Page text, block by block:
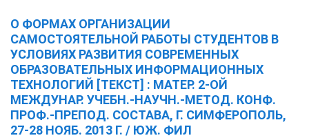
О ФОРМАХ ОРГАНИЗАЦИИ
САМОСТОЯТЕЛЬНОЙ РАБОТЫ СТУДЕНТОВ В
УСЛОВИЯХ РАЗВИТИЯ СОВРЕМЕННЫХ
ОБРАЗОВАТЕЛЬНЫХ ИНФОРМАЦИОННЫХ
ТЕХНОЛОГИЙ [ТЕКСТ] : МАТЕР. 2-ОЙ
МЕЖДУНАР. УЧЕБН.-НАУЧН.-МЕТОД. КОНФ.
ПРОФ.-ПРЕПОД. СОСТАВА, Г. СИМФЕРОПОЛЬ,
27-28 НОЯБ. 2013 Г. / ЮЖ. ФИЛ